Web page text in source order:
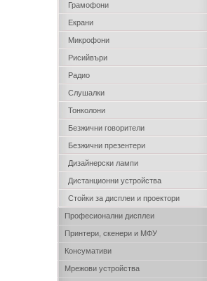
Грамофони
Екрани
Микрофони
Рисийвъри
Радио
Слушалки
Тонколони
Безжични говорители
Безжични презентери
Дизайнерски лампи
Дистанционни устройства
Стойки за дисплеи и проектори
Професионални дисплеи
Принтери, скенери и МФУ
Консумативи
Мрежови устройства